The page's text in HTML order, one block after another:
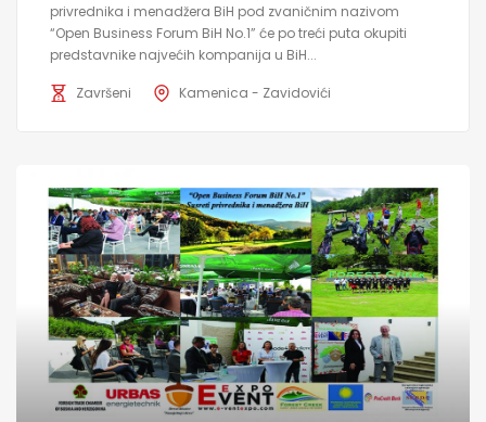
privrednika i menadžera BiH pod zvaničnim nazivom
“Open Business Forum BiH No.1” će po treći puta okupiti
predstavnike najvećih kompanija u BiH...
Završeni Kamenica - Zavidovići